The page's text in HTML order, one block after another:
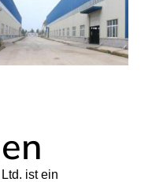
ist ein